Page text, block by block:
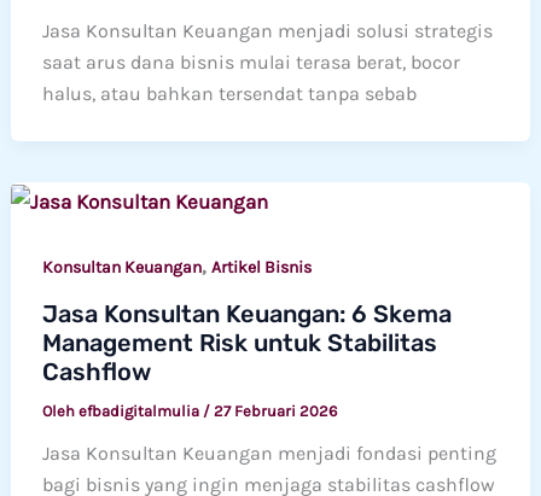
Jasa Konsultan Keuangan menjadi solusi strategis
saat arus dana bisnis mulai terasa berat, bocor
halus, atau bahkan tersendat tanpa sebab
Konsultan Keuangan, Artikel Bisnis
Jasa Konsultan Keuangan: 6 Skema
Management Risk untuk Stabilitas
Cashflow
Oleh efbadigitalmulia / 27 Februari 2026
Jasa Konsultan Keuangan menjadi fondasi penting
bagi bisnis yang ingin menjaga stabilitas cashflow